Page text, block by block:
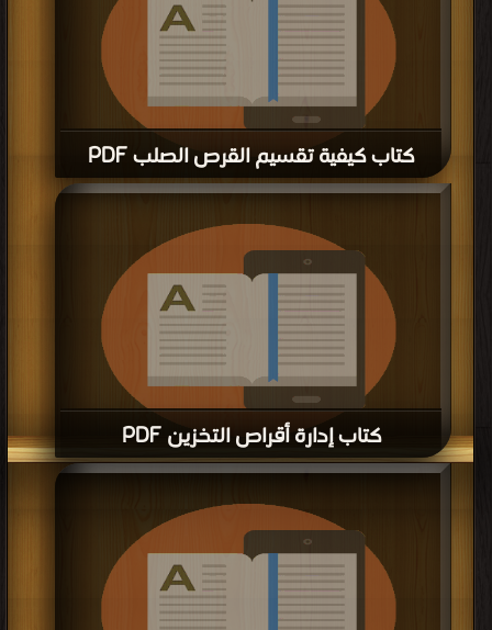
كتاب كيفية تقسيم القرص الصلب PDF
قراءة و تحميل كتاب كتاب كيفية تقسيم القرص الصلب PDF مجانا | مكتبة > كتب في
| التحميل : مرة/مرات
كتاب إدارة أقراص التخزين PDF
قراءة و تحميل كتاب كتاب إدارة أقراص التخزين PDF مجانا | مكتبة > كتب في | التحميل
: مرة/مرات